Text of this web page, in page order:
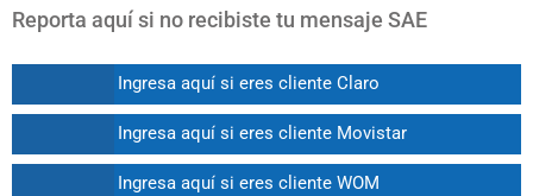
Reporta aquí si no recibiste tu mensaje SAE
Ingresa aquí si eres cliente Claro
Ingresa aquí si eres cliente Movistar
Ingresa aquí si eres cliente WOM